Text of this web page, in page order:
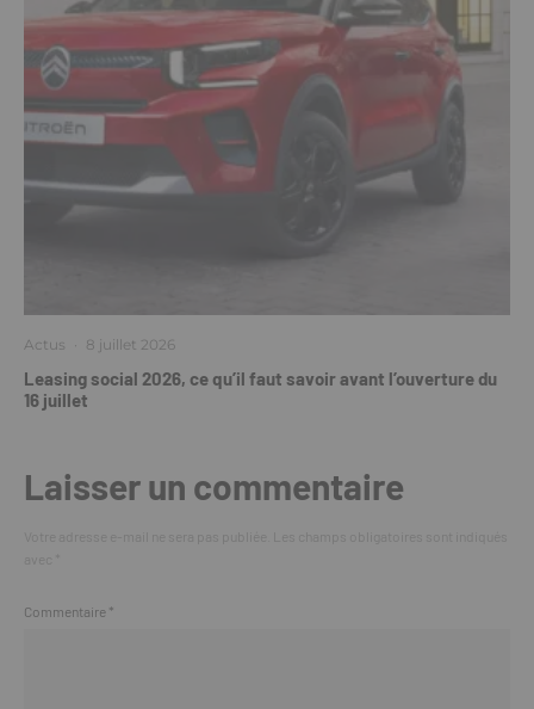
Actus · 8 juillet 2026
Leasing social 2026, ce qu’il faut savoir avant l’ouverture du
16 juillet
Laisser un commentaire
Commentaire *